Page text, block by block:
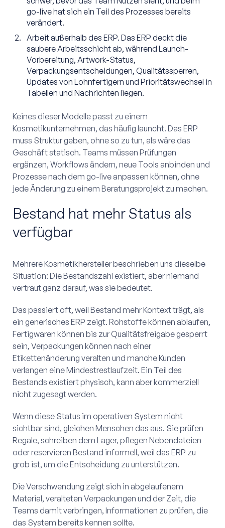
go-live hat sich ein Teil des Prozesses bereits
verändert.
Arbeit außerhalb des ERP. Das ERP deckt die
saubere Arbeitsschicht ab, während Launch-
Vorbereitung, Artwork-Status,
Verpackungsentscheidungen, Qualitätssperren,
Updates von Lohnfertigern und Prioritätswechsel in
Tabellen und Nachrichten liegen.
Keines dieser Modelle passt zu einem
Kosmetikunternehmen, das häufig launcht. Das ERP
muss Struktur geben, ohne so zu tun, als wäre das
Geschäft statisch. Teams müssen Prüfungen
ergänzen, Workflows ändern, neue Tools anbinden und
Prozesse nach dem go-live anpassen können, ohne
jede Änderung zu einem Beratungsprojekt zu machen.
Bestand hat mehr Status als
verfügbar
Mehrere Kosmetikhersteller beschrieben uns dieselbe
Situation: Die Bestandszahl existiert, aber niemand
vertraut ganz darauf, was sie bedeutet.
Das passiert oft, weil Bestand mehr Kontext trägt, als
ein generisches ERP zeigt. Rohstoffe können ablaufen,
Fertigwaren können bis zur Qualitätsfreigabe gesperrt
sein, Verpackungen können nach einer
Etikettenänderung veralten und manche Kunden
verlangen eine Mindestrestlaufzeit. Ein Teil des
Bestands existiert physisch, kann aber kommerziell
nicht zugesagt werden.
Wenn diese Status im operativen System nicht
sichtbar sind, gleichen Menschen das aus. Sie prüfen
Regale, schreiben dem Lager, pflegen Nebendateien
oder reservieren Bestand informell, weil das ERP zu
grob ist, um die Entscheidung zu unterstützen.
Die Verschwendung zeigt sich in abgelaufenem
Material, veralteten Verpackungen und der Zeit, die
Teams damit verbringen, Informationen zu prüfen, die
das System bereits kennen sollte.